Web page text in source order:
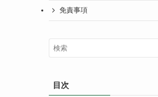
免責事項
目次